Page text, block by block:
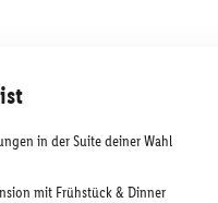
in der Suite deiner Wahl
mit Frühstück & Dinner